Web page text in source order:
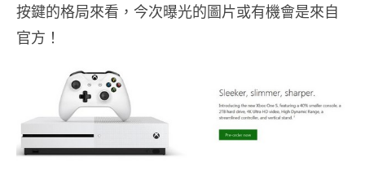
按鍵的格局來看，今次曝光的圖片或有機會是來自
官方！